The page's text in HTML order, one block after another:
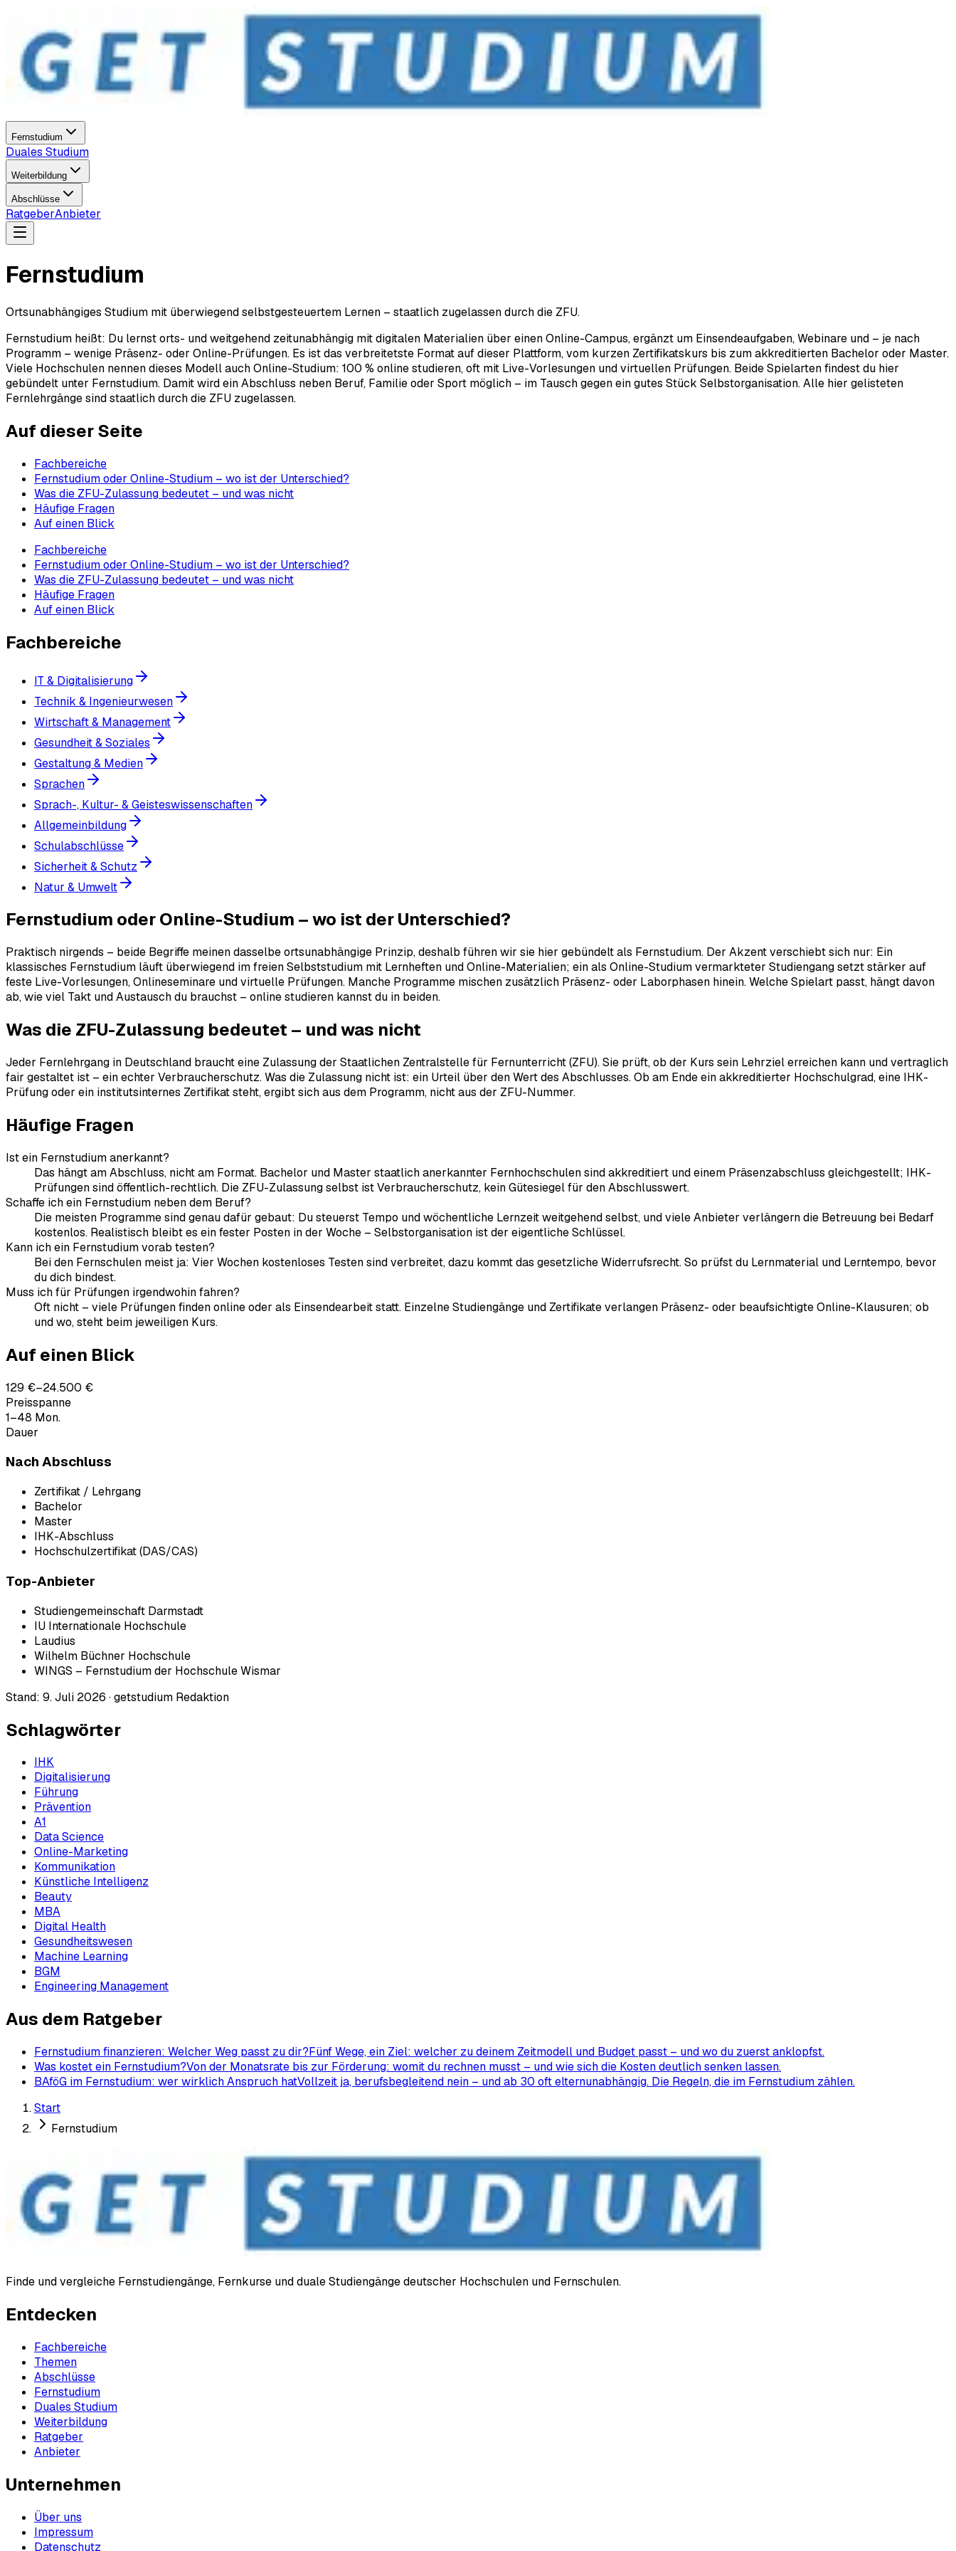
Fernstudium
Duales Studium
Weiterbildung
Abschlüsse
RatgeberAnbieter
Fernstudium
Ortsunabhängiges Studium mit überwiegend selbstgesteuertem Lernen – staatlich zugelassen durch die ZFU.
Fernstudium heißt: Du lernst orts- und weitgehend zeitunabhängig mit digitalen Materialien über einen Online-Campus, ergänzt um Einsendeaufgaben, Webinare und – je nach
Programm – wenige Präsenz- oder Online-Prüfungen. Es ist das verbreitetste Format auf dieser Plattform, vom kurzen Zertifikatskurs bis zum akkreditierten Bachelor oder Master.
Viele Hochschulen nennen dieses Modell auch Online-Studium: 100 % online studieren, oft mit Live-Vorlesungen und virtuellen Prüfungen. Beide Spielarten findest du hier
gebündelt unter Fernstudium. Damit wird ein Abschluss neben Beruf, Familie oder Sport möglich – im Tausch gegen ein gutes Stück Selbstorganisation. Alle hier gelisteten
Fernlehrgänge sind staatlich durch die ZFU zugelassen.
Auf dieser Seite
Fachbereiche
Fernstudium oder Online-Studium – wo ist der Unterschied?
Was die ZFU-Zulassung bedeutet – und was nicht
Häufige Fragen
Auf einen Blick
Fachbereiche
Fernstudium oder Online-Studium – wo ist der Unterschied?
Was die ZFU-Zulassung bedeutet – und was nicht
Häufige Fragen
Auf einen Blick
Fachbereiche
IT & Digitalisierung
Technik & Ingenieurwesen
Wirtschaft & Management
Gesundheit & Soziales
Gestaltung & Medien
Sprachen
Sprach-, Kultur- & Geisteswissenschaften
Allgemeinbildung
Schulabschlüsse
Sicherheit & Schutz
Natur & Umwelt
Fernstudium oder Online-Studium – wo ist der Unterschied?
Praktisch nirgends – beide Begriffe meinen dasselbe ortsunabhängige Prinzip, deshalb führen wir sie hier gebündelt als Fernstudium. Der Akzent verschiebt sich nur: Ein
klassisches Fernstudium läuft überwiegend im freien Selbststudium mit Lernheften und Online-Materialien; ein als Online-Studium vermarkteter Studiengang setzt stärker auf
feste Live-Vorlesungen, Onlineseminare und virtuelle Prüfungen. Manche Programme mischen zusätzlich Präsenz- oder Laborphasen hinein. Welche Spielart passt, hängt davon
ab, wie viel Takt und Austausch du brauchst – online studieren kannst du in beiden.
Was die ZFU-Zulassung bedeutet – und was nicht
Jeder Fernlehrgang in Deutschland braucht eine Zulassung der Staatlichen Zentralstelle für Fernunterricht (ZFU). Sie prüft, ob der Kurs sein Lehrziel erreichen kann und vertraglich
fair gestaltet ist – ein echter Verbraucherschutz. Was die Zulassung nicht ist: ein Urteil über den Wert des Abschlusses. Ob am Ende ein akkreditierter Hochschulgrad, eine IHK-
Prüfung oder ein institutsinternes Zertifikat steht, ergibt sich aus dem Programm, nicht aus der ZFU-Nummer.
Häufige Fragen
Ist ein Fernstudium anerkannt?
Das hängt am Abschluss, nicht am Format. Bachelor und Master staatlich anerkannter Fernhochschulen sind akkreditiert und einem Präsenzabschluss gleichgestellt; IHK-
Prüfungen sind öffentlich-rechtlich. Die ZFU-Zulassung selbst ist Verbraucherschutz, kein Gütesiegel für den Abschlusswert.
Schaffe ich ein Fernstudium neben dem Beruf?
Die meisten Programme sind genau dafür gebaut: Du steuerst Tempo und wöchentliche Lernzeit weitgehend selbst, und viele Anbieter verlängern die Betreuung bei Bedarf
kostenlos. Realistisch bleibt es ein fester Posten in der Woche – Selbstorganisation ist der eigentliche Schlüssel.
Kann ich ein Fernstudium vorab testen?
Bei den Fernschulen meist ja: Vier Wochen kostenloses Testen sind verbreitet, dazu kommt das gesetzliche Widerrufsrecht. So prüfst du Lernmaterial und Lerntempo, bevor
du dich bindest.
Muss ich für Prüfungen irgendwohin fahren?
Oft nicht – viele Prüfungen finden online oder als Einsendearbeit statt. Einzelne Studiengänge und Zertifikate verlangen Präsenz- oder beaufsichtigte Online-Klausuren; ob
und wo, steht beim jeweiligen Kurs.
Auf einen Blick
129 €–24.500 €
Preisspanne
1–48 Mon.
Dauer
Nach Abschluss
Zertifikat / Lehrgang
Bachelor
Master
IHK-Abschluss
Hochschulzertifikat (DAS/CAS)
Top-Anbieter
Studiengemeinschaft Darmstadt
IU Internationale Hochschule
Laudius
Wilhelm Büchner Hochschule
WINGS – Fernstudium der Hochschule Wismar
Stand: 9. Juli 2026 ·getstudium Redaktion
Schlagwörter
IHK
Digitalisierung
Führung
Prävention
A1
Data Science
Online-Marketing
Kommunikation
Künstliche Intelligenz
Beauty
MBA
Digital Health
Gesundheitswesen
Machine Learning
BGM
Engineering Management
Aus dem Ratgeber
Fernstudium finanzieren: Welcher Weg passt zu dir?Fünf Wege, ein Ziel: welcher zu deinem Zeitmodell und Budget passt – und wo du zuerst anklopfst.
Was kostet ein Fernstudium?Von der Monatsrate bis zur Förderung: womit du rechnen musst – und wie sich die Kosten deutlich senken lassen.
BAföG im Fernstudium: wer wirklich Anspruch hatVollzeit ja, berufsbegleitend nein – und ab 30 oft elternunabhängig. Die Regeln, die im Fernstudium zählen.
Start
Fernstudium
Finde und vergleiche Fernstudiengänge, Fernkurse und duale Studiengänge deutscher Hochschulen und Fernschulen.
Entdecken
Fachbereiche
Themen
Abschlüsse
Fernstudium
Duales Studium
Weiterbildung
Ratgeber
Anbieter
Unternehmen
Über uns
Impressum
Datenschutz